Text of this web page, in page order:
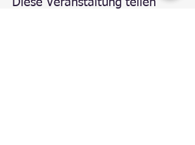
Diese Veranstaltung teilen